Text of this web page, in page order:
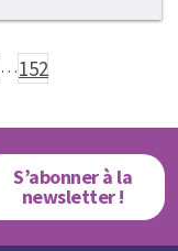
…152
S’abonner à la
newsletter !